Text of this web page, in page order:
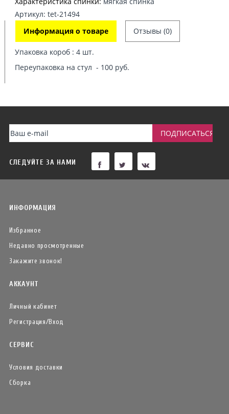
Артикул: tet-21494
Информация о товаре
Отзывы (0)
Упаковка короб : 4 шт.
Переупаковка на стул - 100 руб.
СЛЕДУЙТЕ ЗА НАМИ
ИНФОРМАЦИЯ
Избранное
Недавно просмотренные
Закажите звонок!
АККАУНТ
Личный кабинет
Регистрация/Вход
СЕРВИС
Условия доставки
Сборка